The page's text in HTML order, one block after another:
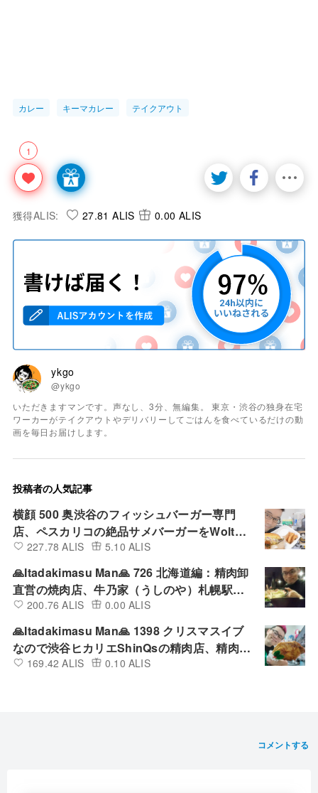
カレー キーマカレー テイクアウト
1
獲得ALIS: 27.81 ALIS 0.00 ALIS
ykgo
@ykgo
いただきますマンです。声なし、3分、無編集。 東京・渋谷の独身在宅
ワーカーがテイクアウトやデリバリーしてごはんを食べているだけの動
画を毎日お届けします。
投稿者の人気記事
横顔 500 奥渋谷のフィッシュバーガー専門
店、ペスカリコの絶品サメバーガーをWoltで
デリバリーして食べてみた
227.78 ALIS 5.10 ALIS
🙏Itadakimasu Man🙏 726 北海道編：精肉卸
直営の焼肉店、牛乃家（うしのや）札幌駅北
口店の満腹ランチ定食を店内で食べてみた
200.76 ALIS 0.00 ALIS
🙏Itadakimasu Man🙏 1398 クリスマスイブ
なので渋谷ヒカリエShinQsの精肉店、精肉あ
づまの四国匠どりローストチキンレッグ（醤
169.42 ALIS 0.10 ALIS
コメントする